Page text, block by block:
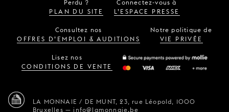
Perdu ?
PLAN DU SITE
Connectez-vous à
L’ESPACE PRESSE
Consultez nos
OFFRES D’EMPLOI & AUDITIONS
Notre politique de
VIE PRIVÉE
Lisez nos
CONDITIONS DE VENTE
LA MONNAIE / DE MUNT, 23, rue Léopold,
1000
Bruxelles —info@lamonnaie.be